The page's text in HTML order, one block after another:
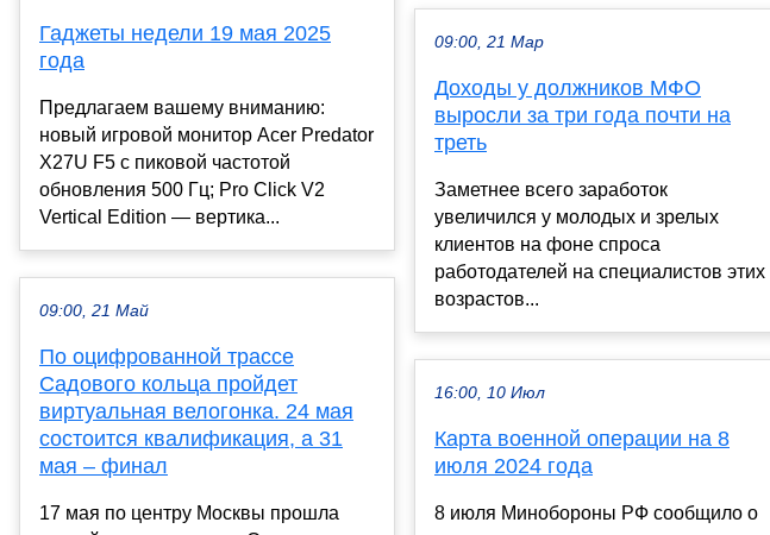
Гаджеты недели 19 мая 2025
года
Предлагаем вашему вниманию:
новый игровой монитор Acer Predator
X27U F5 с пиковой частотой
обновления 500 Гц; Pro Click V2
Vertical Edition — вертика...
09:00, 21 Май
По оцифрованной трассе
Садового кольца пройдет
виртуальная велогонка. 24 мая
состоится квалификация, а 31
мая – финал
17 мая по центру Москвы прошла
09:00, 21 Мар
Доходы у должников МФО
выросли за три года почти на
треть
Заметнее всего заработок
увеличился у молодых и зрелых
клиентов на фоне спроса
работодателей на специалистов этих
возрастов...
16:00, 10 Июл
Карта военной операции на 8
июля 2024 года
8 июля Минобороны РФ сообщило о